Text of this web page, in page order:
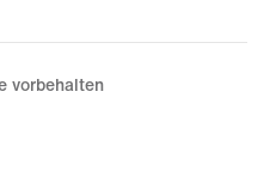
vorbehalten